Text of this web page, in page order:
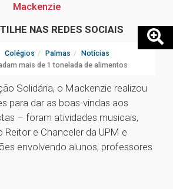
Mackenzie
NAS REDES SOCIAIS
Colégios Palmas
Notícias
mais de 1 tonelada de alimentos
Solidária, o Mackenzie realizou
para dar as boas-vindas aos
– foram atividades musicais,
e Chanceler da UPM e
envolvendo alunos, professores